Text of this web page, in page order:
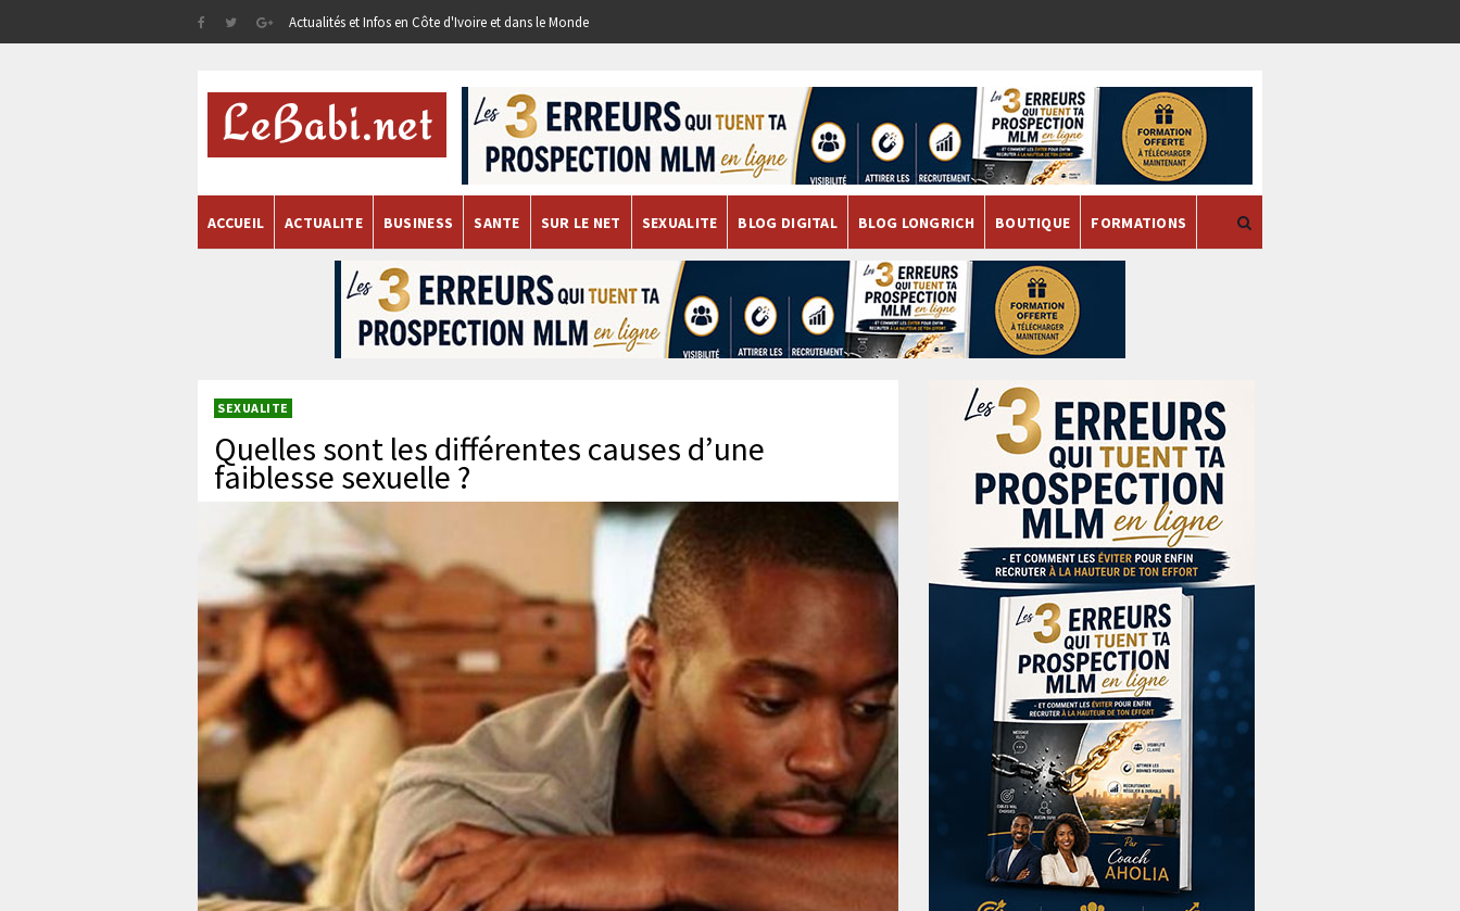
Actualités et Infos en Côte d'Ivoire et dans le Monde
ACCUEIL ACTUALITE BUSINESS SANTE SUR LE NET SEXUALITE BLOG DIGITAL BLOG LONGRICH BOUTIQUE FORMATIONS
SEXUALITE
Quelles sont les différentes causes d’une
faiblesse sexuelle ?